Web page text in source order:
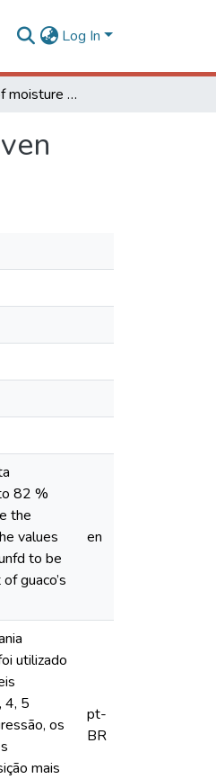
Log In
Determination of moisture content from guaco with microwave oven
82 %
the
values
to be
guaco’s
en
utilizado
4, 5
os
mais
pt-
BR